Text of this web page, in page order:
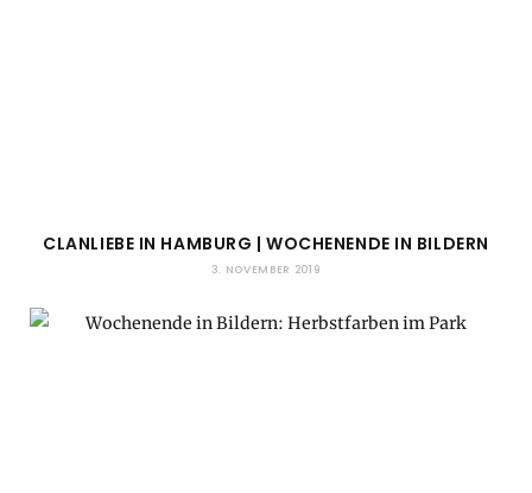
CLANLIEBE IN HAMBURG | WOCHENENDE IN BILDERN
3. NOVEMBER 2019